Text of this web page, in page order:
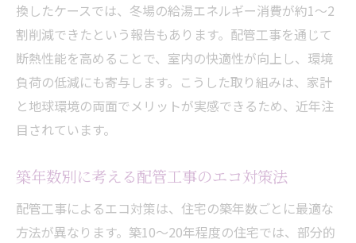
換したケースでは、冬場の給湯エネルギー消費が約1～2
割削減できたという報告もあります。配管工事を通じて
断熱性能を高めることで、室内の快適性が向上し、環境
負荷の低減にも寄与します。こうした取り組みは、家計
と地球環境の両面でメリットが実感できるため、近年注
目されています。
築年数別に考える配管工事のエコ対策法
配管工事によるエコ対策は、住宅の築年数ごとに最適な
方法が異なります。築10～20年程度の住宅では、部分的